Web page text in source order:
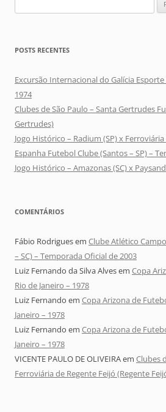
por:
POSTS RECENTES
Excursão Internacional do Galícia Esporte
1974
Clubes de São Paulo – Santa Gertrudes
Gertrudes)
Jogo Histórico – Radium (SP) x Ferroviária
Espanha Futebol Clube (Santos – SP) –
Jogo Histórico – Amazonas (SC) x
COMENTÁRIOS
Fábio Rodriguesem Clube Atlético
– SC) – Temporada Oficial de 2003
Luiz Fernando da Silva Alvesem Copa
Rio de Janeiro – 1978
Luiz Fernando em Copa Arizona de
Janeiro – 1978
Luiz Fernando em Copa Arizona de
Janeiro – 1978
VICENTE PAULO DE OLIVEIRAem Clubes
Ferroviária de Regente Feijó (Regente